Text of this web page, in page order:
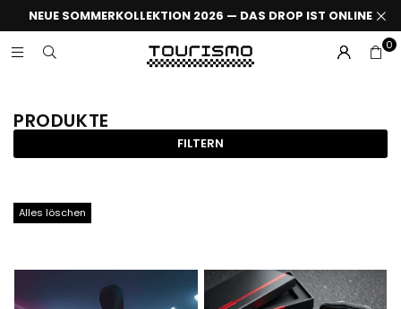
NEUE SOMMERKOLLEKTION 2026 — DAS DROP IST ONLINE
0
PRODUKTE
FILTERN
Alles löschen